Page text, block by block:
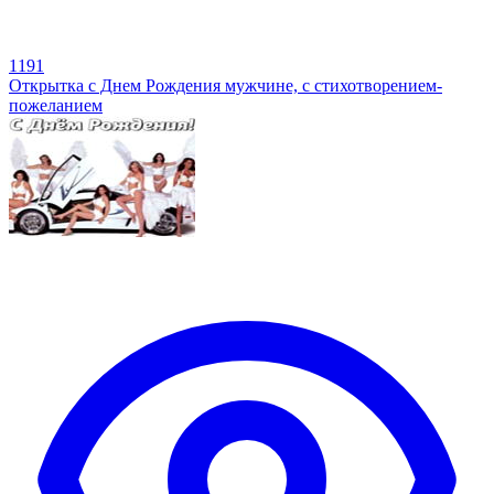
1191
Открытка с Днем Рождения мужчине, с стихотворением-
пожеланием